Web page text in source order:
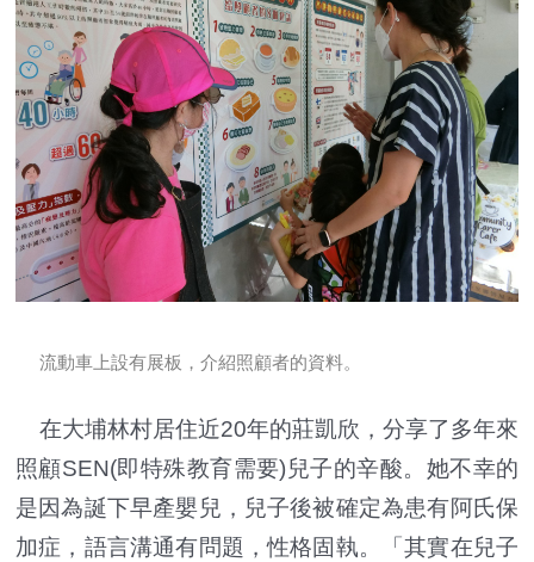
流動車上設有展板，介紹照顧者的資料。
在大埔林村居住近20年的莊凱欣，分享了多年來
照顧SEN(即特殊教育需要)兒子的辛酸。她不幸的
是因為誕下早產嬰兒，兒子後被確定為患有阿氏保
加症，語言溝通有問題，性格固執。「其實在兒子